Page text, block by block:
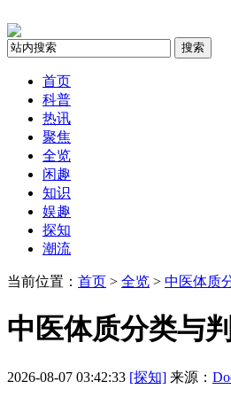
搜索
首页
科普
热讯
聚焦
全览
闲趣
知识
娱趣
探知
潮流
当前位置： 首页 > 全览 > 中医体质
中医体质分类与
2026-08-07 03:42:33 [探知] 来源：